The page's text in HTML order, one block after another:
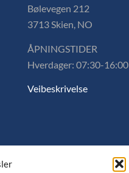
Bølevegen 212
3713 Skien, NO
ÅPNINGSTIDER
Hverdager: 07:30-16:00
Veibeskrivelse